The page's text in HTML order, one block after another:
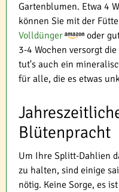
Gartenblumen. Etwa 4
können Sie mit der
Volldünger
oder
3-4 Wochen versorgt
tut's auch ein
für alle, die es etwas
Blütenpracht
Um Ihre Splitt-Dahlien
zu halten, sind einige
nötig. Keine Sorge, es